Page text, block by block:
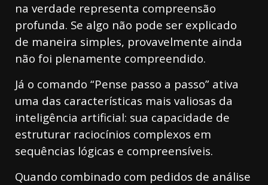
na verdade representa compreensão
profunda. Se algo não pode ser explicado
de maneira simples, provavelmente ainda
não foi plenamente compreendido.
Já o comando “Pense passo a passo” ativa
uma das características mais valiosas da
inteligência artificial: sua capacidade de
estruturar raciocínios complexos em
sequências lógicas e compreensíveis.
Quando combinado com pedidos de análise